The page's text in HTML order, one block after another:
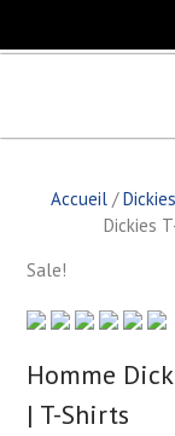
p
Accueil /
Dickies
Sale!
Homme
| T-Shirts